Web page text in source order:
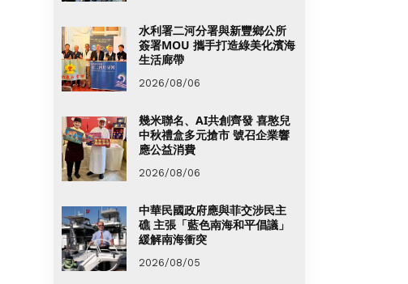
水利署二河分署與新豐鄉公所
簽署MOU 攜手打造綠美化濱海
生活廊帶
2026/08/06
幾米聯名、AI共創齊發 喜憨兒
中秋禮盒多元搶市 號召企業響
應公益消費
2026/08/06
中華民國政府應與菲交涉民主
礁 主張「藍色南海和平倡議」
緩解南海衝突
2026/08/05